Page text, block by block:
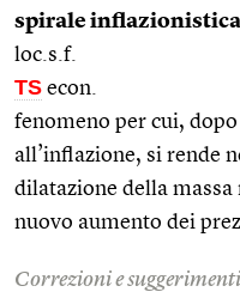
spirale inflazionistica
loc.s.f.
TS econ.
fenomeno per cui,
all’inflazione, si rende
dilatazione della
nuovo aumento dei
Correzioni e suggerimenti